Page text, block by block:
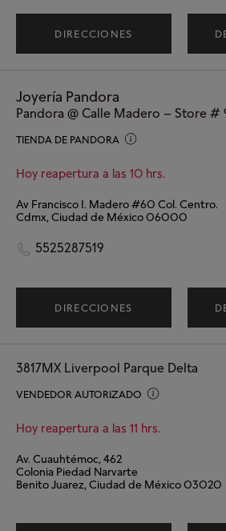
DIRECCIONES
Joyería Pandora
Pandora @ Calle Madero – Store #
TIENDA DE PANDORA
Hoy reapertura a las 10 hrs.
Av Francisco I. Madero #60 Col. Centro.
Cdmx, Ciudad de México 06000
5525287519
DIRECCIONES
3817MX Liverpool Parque Delta
VENDEDOR AUTORIZADO
Hoy reapertura a las 11 hrs.
Av. Cuauhtémoc, 462
Colonia Piedad Narvarte
Benito Juarez, Ciudad de México 03020